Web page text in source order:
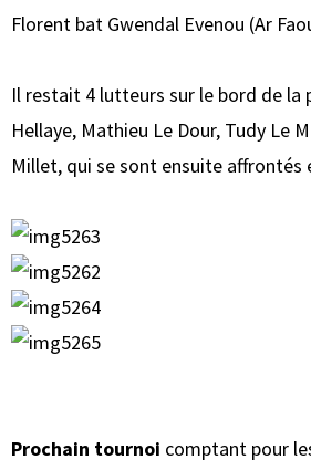
Florent bat Gwendal Evenou (Ar
Il restait 4 lutteurs sur le bord de la
Hellaye, Mathieu Le Dour, Tudy Le
Millet, qui se sont ensuite affrontés
Prochain tournoi comptant pour